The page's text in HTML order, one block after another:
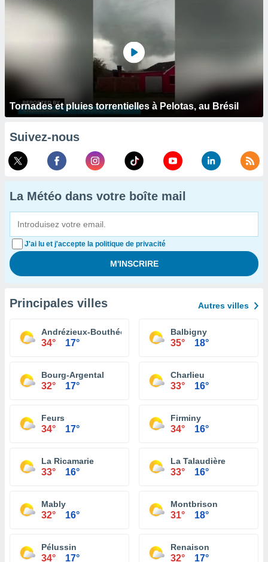
Tornades et pluies torrentielles à Pelotas, au Brésil
Suivez-nous
La Météo dans votre boîte mail
J'ai lu et j'accepte la politique de privacité
Principales villes Autres villes
Andrézieux-Bouthéon
34° 17°
Balbigny
35° 18°
Bourg-Argental
32° 17°
Charlieu
33° 16°
Feurs
34° 17°
Firminy
34° 16°
La Ricamarie
33° 16°
La Talaudière
33° 16°
Mably
32° 16°
Montbrison
31° 18°
Pélussin
34° 17°
Renaison
32° 17°